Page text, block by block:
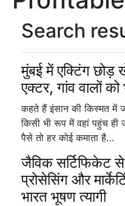
Search
मुंबई में एक्टिंग
एक्टर, गांव वालों को
कहते हैं इंसान की किस्मत में
किसी भी रूप में वहां पहुंच ही
पैसे तो हर कोई कमाता है…
जैविक सर्टिफिकेट से
प्रोसेसिंग और
भारत भूषण त्यागी